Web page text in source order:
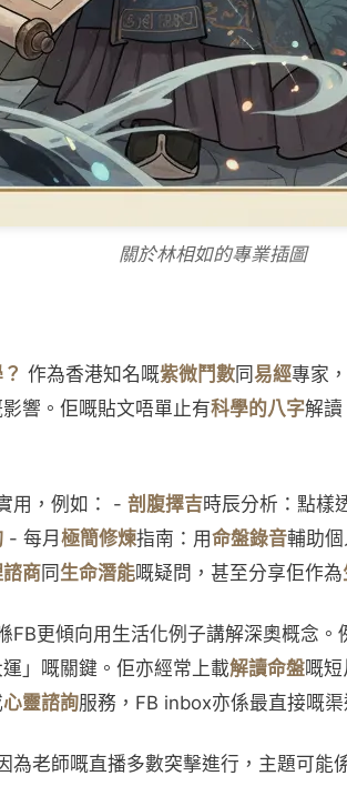
關於林相如的專業插圖
作為香港知名嘅紫微鬥數同易經專家
影響。佢嘅貼文唔單止有科學的八字解讀
用，例如： - 剖腹擇吉時辰分析：點樣
- 每月 極簡修煉指南：用命盤錄音輔助
商同 生命潛能嘅疑問，甚至分享佢作為
FB更傾向用生活化例子講解深奧概念
」嘅關鍵。佢亦經常上載解讀命盤嘅
心靈諮詢服務，FB inbox亦係最直接嘅渠
為老師嘅直播多數突擊進行，主題可能